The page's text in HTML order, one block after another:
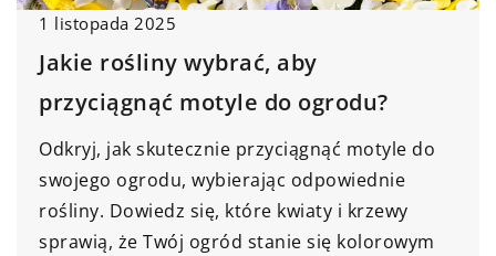
1 listopada 2025
Jakie rośliny wybrać, aby
przyciągnąć motyle do ogrodu?
Odkryj, jak skutecznie przyciągnąć motyle do
swojego ogrodu, wybierając odpowiednie
rośliny. Dowiedz się, które kwiaty i krzewy
sprawią, że Twój ogród stanie się kolorowym